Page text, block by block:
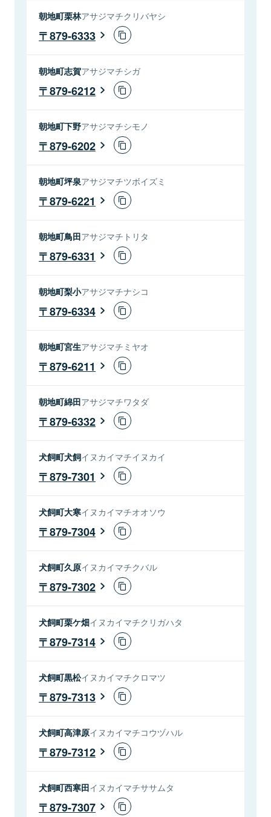
朝地町栗林アサジマチクリバヤシ
879-6333
朝地町志賀アサジマチシガ
879-6212
朝地町下野アサジマチシモノ
879-6202
朝地町坪泉アサジマチツボイズミ
879-6221
朝地町鳥田アサジマチトリタ
879-6331
朝地町梨小アサジマチナシコ
879-6334
朝地町宮生アサジマチミヤオ
879-6211
朝地町綿田アサジマチワタダ
879-6332
犬飼町犬飼イヌカイマチイヌカイ
879-7301
犬飼町大寒イヌカイマチオオソウ
879-7304
犬飼町久原イヌカイマチクバル
879-7302
犬飼町栗ケ畑イヌカイマチクリガハタ
879-7314
犬飼町黒松イヌカイマチクロマツ
879-7313
犬飼町高津原イヌカイマチコウヅハル
879-7312
犬飼町西寒田イヌカイマチササムタ
879-7307